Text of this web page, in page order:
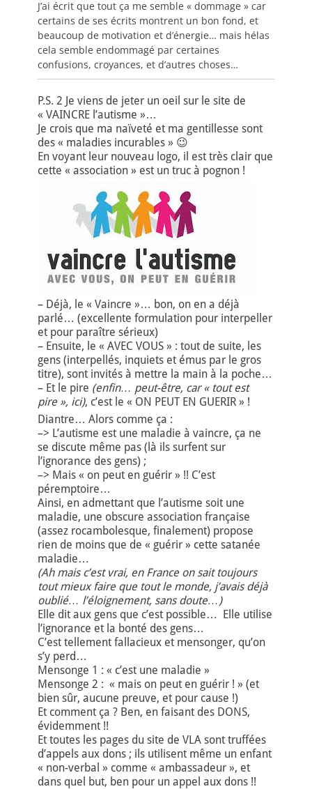
J’ai écrit que tout ça me semble « dommage » car
certains de ses écrits montrent un bon fond, et
beaucoup de motivation et d’énergie… mais hélas
cela semble endommagé par certaines
confusions, croyances, et d’autres choses…
P.S. 2 Je viens de jeter un oeil sur le site de
« VAINCRE l’autisme »…
Je crois que ma naïveté et ma gentillesse sont
des « maladies incurables » 😉
En voyant leur nouveau logo, il est très clair que
cette « association » est un truc à pognon !
– Déjà, le « Vaincre »… bon, on en a déjà
parlé… (excellente formulation pour interpeller
et pour paraître sérieux)
– Ensuite, le « AVEC VOUS » : tout de suite, les
gens (interpellés, inquiets et émus par le gros
titre), sont invités à mettre la main à la poche…
– Et le pire (enfin… peut-être, car « tout est
pire », ici), c’est le « ON PEUT EN GUERIR » !
Diantre… Alors comme ça :
–> L’autisme est une maladie à vaincre, ça ne
se discute même pas (là ils surfent sur
l’ignorance des gens) ;
–> Mais « on peut en guérir » !! C’est
péremptoire…
Ainsi, en admettant que l’autisme soit une
maladie, une obscure association française
(assez rocambolesque, finalement) propose
rien de moins que de « guérir » cette satanée
maladie…
(Ah mais c’est vrai, en France on sait toujours
tout mieux faire que tout le monde, j’avais déjà
oublié… l’éloignement, sans doute…)
Elle dit aux gens que c’est possible… Elle utilise
l’ignorance et la bonté des gens…
C’est tellement fallacieux et mensonger, qu’on
s’y perd…
Mensonge 1 : « c’est une maladie »
Mensonge 2 : « mais on peut en guérir ! » (et
bien sûr, aucune preuve, et pour cause !)
Et comment ça ? Ben, en faisant des DONS,
évidemment !!
Et toutes les pages du site de VLA sont truffées
d’appels aux dons ; ils utilisent même un enfant
« non-verbal » comme « ambassadeur », et
dans quel but, ben pour un appel aux dons !!